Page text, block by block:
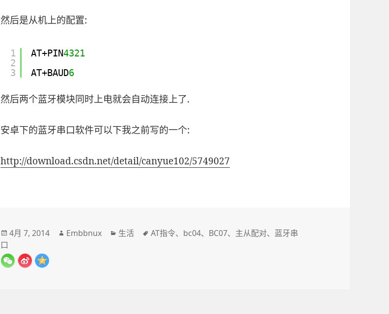
然后是从机上的配置:
1
2
3
AT+PIN4321
AT+BAUD6
然后两个蓝牙模块同时上电就会自动连接上了.
安卓下的蓝牙串口软件可以下我之前写的一个:
http://download.csdn.net/detail/canyue102/5749027
发
于
4月 7, 2014
作
Embbnux
分
生活
标
AT指令、 bc04、 BC07、 主从配对、 蓝牙串
口